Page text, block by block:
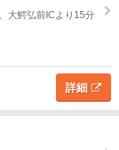
大鰐弘前ICより15分
詳細